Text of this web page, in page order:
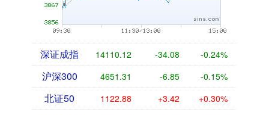
深证成指 14110.12 -34.08 -0.24%
沪深300 4651.31 -6.85 -0.15%
北证50 1122.88 +3.42 +0.30%